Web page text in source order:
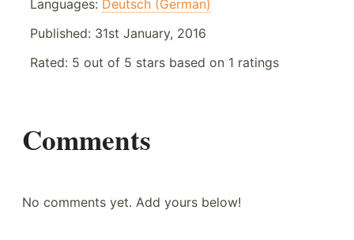
Languages: Deutsch (German)
Published: 31st January, 2016
Rated: 5 out of 5 stars based on 1 ratings
Comments
No comments yet. Add yours below!